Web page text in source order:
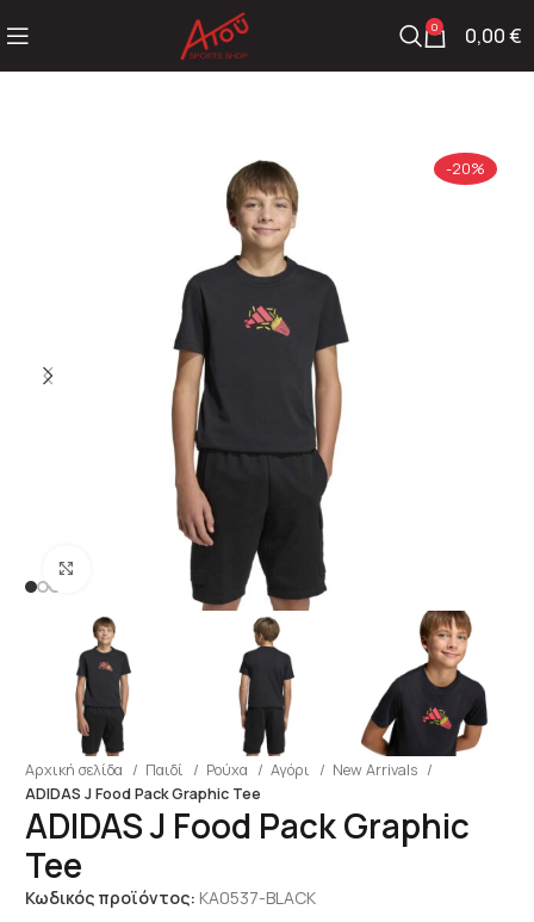
0 0,00€
-20%
Αρχική σελίδα Παιδί Ρούχα Αγόρι
New Arrivals
ADIDAS J Food Pack Graphic Tee
ADIDAS J Food Pack Graphic
Tee
Κωδικός προϊόντος: KA0537-BLACK